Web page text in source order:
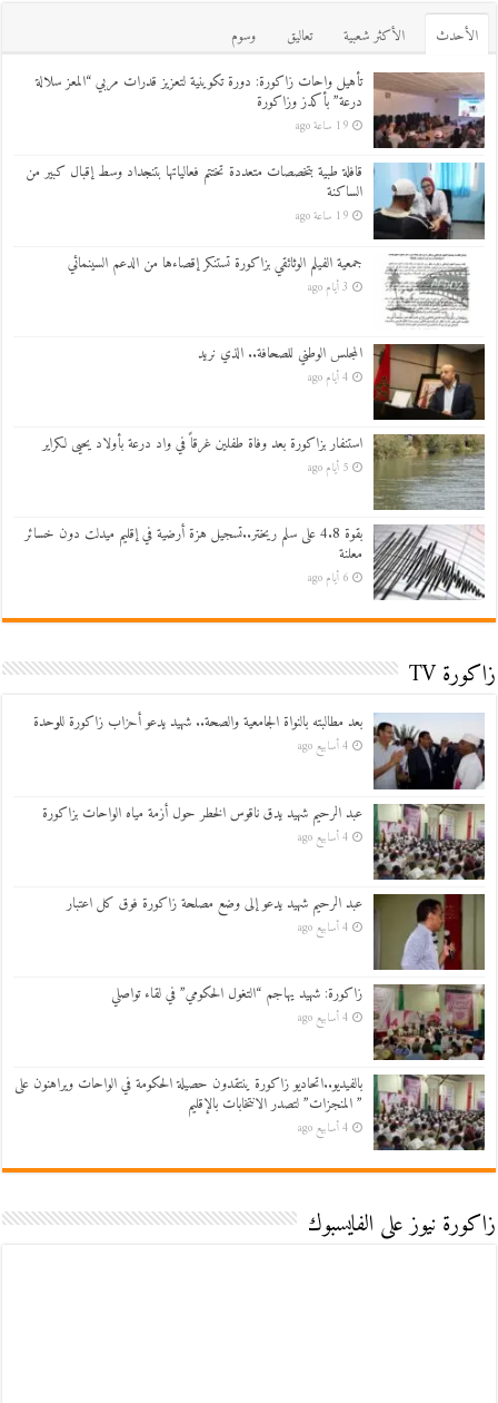
اﻷحدث اﻷكثر شعبية تعاليق
وسوم
تأهيل واحات زاكورة: دورة تكوينية لتعزيز قدرات مربي “المعز سلالة
درعة” بأكدز وزاكورة
19 ساعة ago
قافلة طبية بتخصصات متعددة تختتم فعالياتها بتنجداد وسط إقبال كبير من
الساكنة
19 ساعة ago
جمعية الفيلم الوثائقي بزاكورة تستنكر إقصاءها من الدعم السينمائي
3 أيام ago
المجلس الوطني للصحافة.. الذي نريد
4 أيام ago
استنفار بزاكورة بعد وفاة طفلين غرقاً في واد درعة بأولاد يحيى لكراير
5 أيام ago
بقوة 4.8 على سلم ريختر..تسجيل هزة أرضية في إقليم ميدلت دون خسائر
معلنة
6 أيام ago
زاكورة TV
بعد مطالبته بالنواة الجامعية والصحة.. شهيد يدعو أحزاب زاكورة للوحدة
4 أسابيع ago
عبد الرحيم شهيد يدق ناقوس الخطر حول أزمة مياه الواحات بزاكورة
4 أسابيع ago
عبد الرحيم شهيد يدعو إلى وضع مصلحة زاكورة فوق كل اعتبار
4 أسابيع ago
زاكورة: شهيد يهاجم “التغول الحكومي” في لقاء تواصلي
4 أسابيع ago
بالفيديو..اتحاديو زاكورة ينتقدون حصيلة الحكومة في الواحات ويراهنون على
” المنجزات” لتصدر الانتخابات بالإقليم
4 أسابيع ago
زاكورة نيوز على الفايسبوك